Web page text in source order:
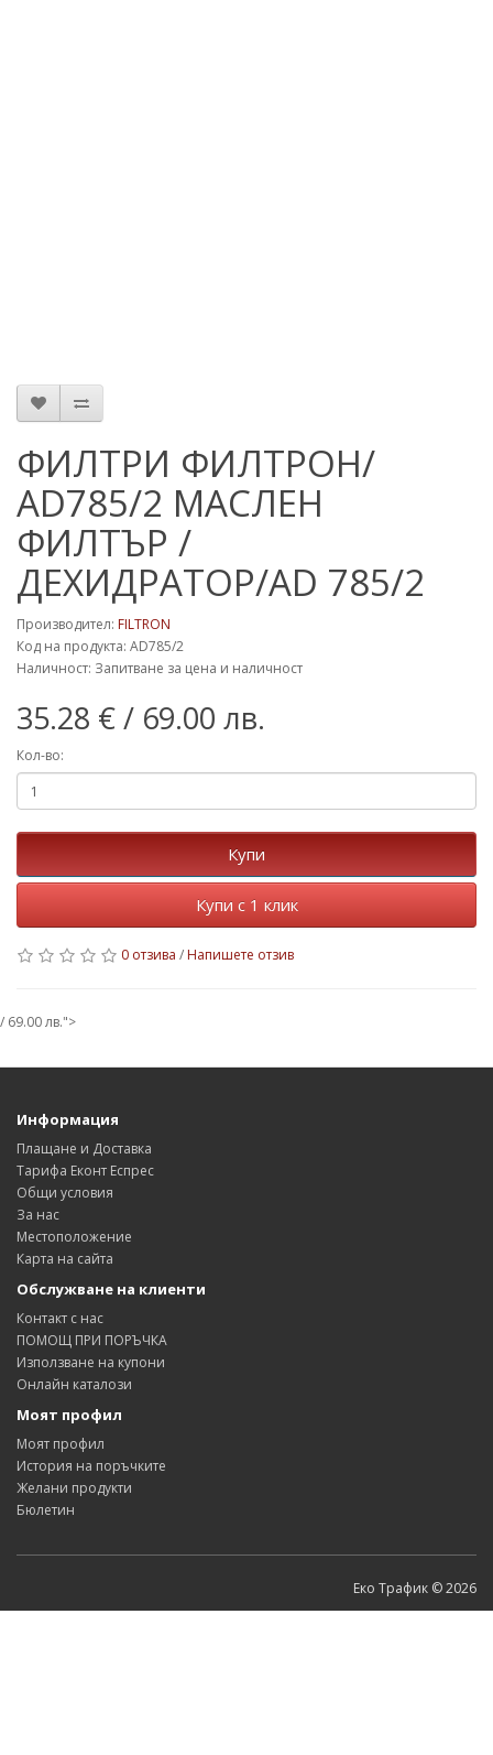
ФИЛТРИ ФИЛТРОН/
AD785/2 МАСЛЕН
ФИЛТЪР /
ДЕХИДРАТОР/AD 785/2
Производител: FILTRON
Код на продукта: AD785/2
Наличност: Запитване за цена и наличност
35.28 €/ 69.00 лв.
Кол-во:
Купи
Купи с 1 клик
0 отзива / Напишете отзив
/ 69.00 лв.">
Информация
Плащане и Доставка
Тарифа Еконт Еспрес
Общи условия
За нас
Местоположение
Карта на сайта
Обслужване на клиенти
Контакт с нас
ПОМОЩ ПРИ ПОРЪЧКА
Използване на купони
Онлайн каталози
Моят профил
Моят профил
История на поръчките
Желани продукти
Бюлетин
Еко Трафик © 2026